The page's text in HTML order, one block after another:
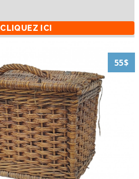
CLIQUEZ ICI
55$